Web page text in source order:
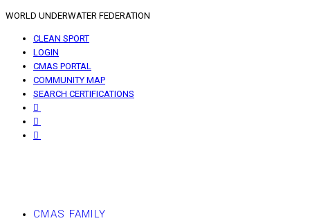
WORLD UNDERWATER FEDERATION
CLEAN SPORT
LOGIN
CMAS PORTAL
COMMUNITY MAP
SEARCH CERTIFICATIONS
CMAS FAMILY